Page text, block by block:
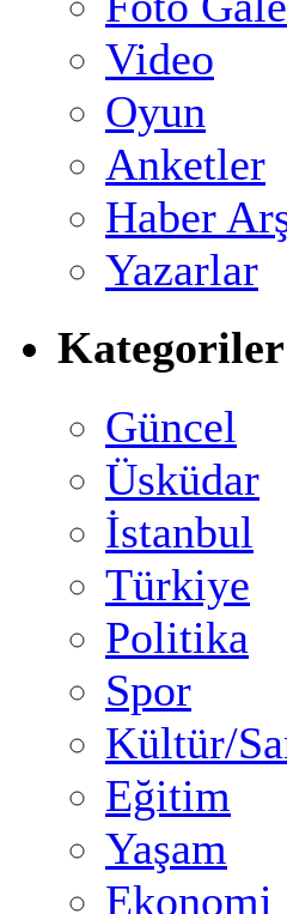
Video
Oyun
Anketler
Haber
Yazarlar
Kategoriler
Güncel
Üsküdar
İstanbul
Türkiye
Politika
Spor
Kültür/
Eğitim
Yaşam
Ekonomi